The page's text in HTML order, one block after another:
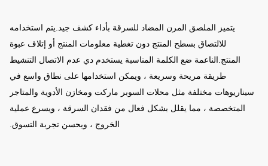
يتميز الملصق المرن المضاد للسرقة بأداء كشف جيد.يتم استخدامه
للالتصاق بسطح المنتج دون تغطية معلومات المنتج أو إتلاف عبوة
المنتج.الناعمة ضع الكلمة المناسبة يستخدم دي عدم الاتصال التنشيط
طريقة مريحة وسريعة ، ويمكن استخدامها على نطاق واسع في
سيناريوهات مختلفة مثل محلات السوبر ماركت ومخازن الأدوية والمتاجر
المتخصصة ، مما يقلل بشكل فعال من فقدان السرقة ، ويسرع عملية
الخروج ، ويحسن تجربة التسوق.